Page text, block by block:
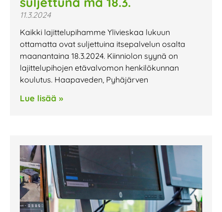
11.3.2024
Kaikki lajittelupihamme Ylivieskaa lukuun
ottamatta ovat suljettuina itsepalvelun osalta
maanantaina 18.3.2024. Kiinniolon syynä on
lajittelupihojen etävalvomon henkilökunnan
koulutus. Haapaveden, Pyhäjärven
Lue lisää »